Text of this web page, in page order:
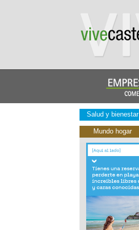
Salud y bienestar
Mundo hogar